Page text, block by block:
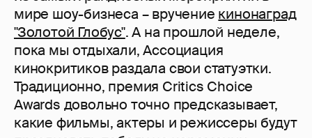
мире шоу-бизнеса – вручение кинонаград
"Золотой Глобус". А на прошлой неделе,
пока мы отдыхали, Ассоциация
кинокритиков раздала свои статуэтки.
Традиционно, премия Critics Choice
Awards довольно точно предсказывает,
какие фильмы, актеры и режиссеры будут